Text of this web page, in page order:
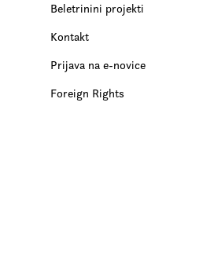
Beletrinini projekti
Kontakt
Prijava na e-novice
Foreign Rights